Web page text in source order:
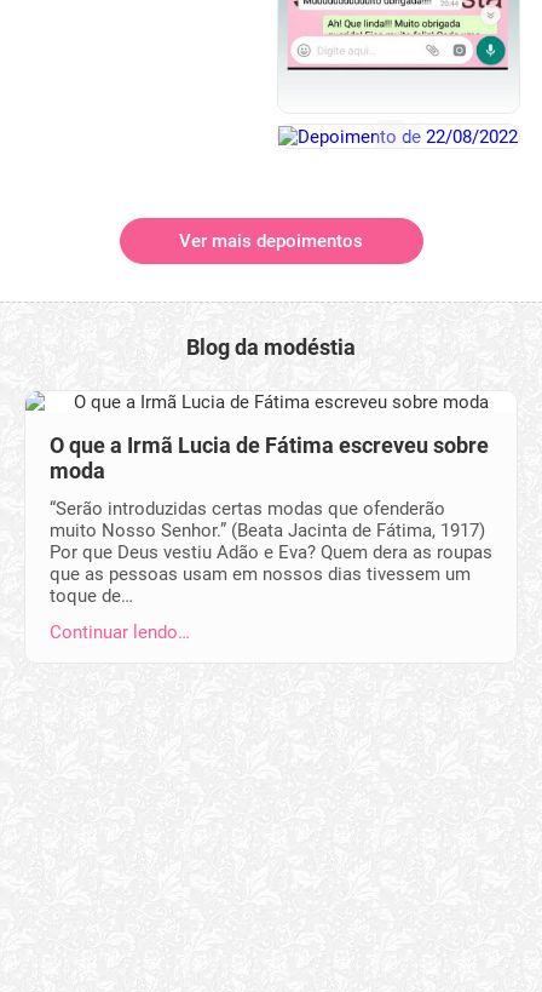
Ver mais depoimentos
Blog da modéstia
O que a Irmã Lucia de Fátima escreveu sobre
moda
“Serão introduzidas certas modas que ofenderão
muito Nosso Senhor.” (Beata Jacinta de Fátima, 1917)
Por que Deus vestiu Adão e Eva? Quem dera as roupas
que as pessoas usam em nossos dias tivessem um
toque de…
Continuar lendo…